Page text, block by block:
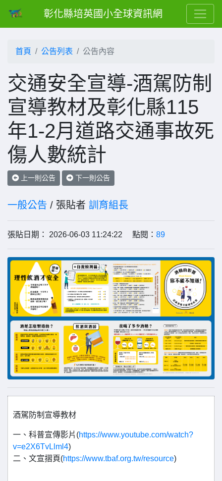
彰化縣培英國小全球資訊網
首頁 公告列表 公告內容
交通安全宣導-酒駕防制
宣導教材及彰化縣115
年1-2月道路交通事故死
傷人數統計
上一則公告 下一則公告
一般公告 / 張貼者 訓育組長
張貼日期： 2026-06-03 11:24:22 點閱： 89
酒駕防制宣導教材
一、科普宣傳影片(https://www.youtube.com/watch?
v=e2X6TvLlml4)
二、文宣摺頁(https://www.tbaf.org.tw/resource)